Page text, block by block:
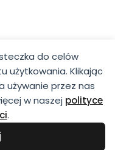
do celów
użytkowania. Klikając
używanie przez nas
w naszej polityce
.
PRYWATNOŚCI